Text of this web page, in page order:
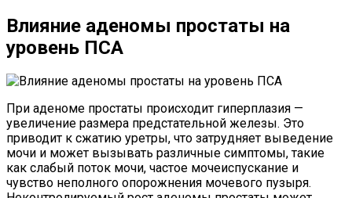
Влияние аденомы простаты на
уровень ПСА
При аденоме простаты происходит гиперплазия —
увеличение размера предстательной железы. Это
приводит к сжатию уретры, что затрудняет выведение
мочи и может вызывать различные симптомы, такие
как слабый поток мочи, частое мочеиспускание и
чувство неполного опорожнения мочевого пузыря.